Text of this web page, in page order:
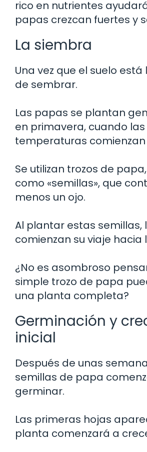
rico en nutrientes
papas crezcan fuertes y
La siembra
Una vez que el suelo está
de sembrar.
Las papas se plantan
en primavera, cuando las
temperaturas comienzan
Se utilizan trozos de
como «semillas», que
menos un ojo.
Al plantar estas semillas,
comienzan su viaje hacia
¿No es asombroso
simple trozo de papa
una planta completa?
Germinación y
inicial
Después de unas
semillas de papa
germinar.
Las primeras hojas
planta comenzará a